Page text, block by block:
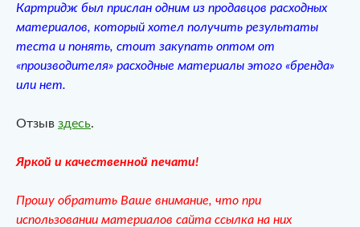
Картридж был прислан одним из продавцов расходных
материалов, который хотел получить результаты
теста и понять, стоит закупать оптом от
«производителя» расходные материалы этого «бренда»
или нет.
Отзыв здесь.
Яркой и качественной печати!
Прошу обратить Ваше внимание, что при
использовании материалов сайта ссылка на них